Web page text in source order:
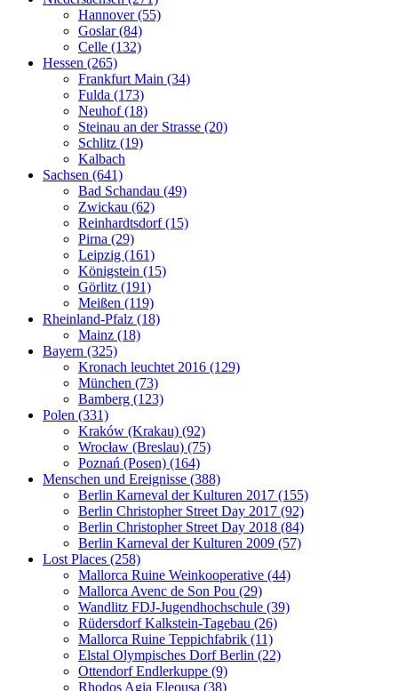
Hannover (55)
Goslar (84)
Celle (132)
Hessen (265)
Frankfurt Main (34)
Fulda (173)
Neuhof (18)
Steinau an der Strasse (20)
Schlitz (19)
Kalbach
Sachsen (641)
Bad Schandau (49)
Zwickau (62)
Reinhardtsdorf (15)
Pirna (29)
Leipzig (161)
Königstein (15)
Görlitz (191)
Meißen (119)
Rheinland-Pfalz (18)
Mainz (18)
Bayern (325)
Kronach leuchtet 2016 (129)
München (73)
Bamberg (123)
Polen (331)
Kraków (Krakau) (92)
Wrocław (Breslau) (75)
Poznań (Posen) (164)
Menschen und Ereignisse (388)
Berlin Karneval der Kulturen 2017 (155)
Berlin Christopher Street Day 2017 (92)
Berlin Christopher Street Day 2018 (84)
Berlin Karneval der Kulturen 2009 (57)
Lost Places (258)
Mallorca Ruine Weinkooperative (44)
Mallorca Avenc de Son Pou (29)
Wandlitz FDJ-Jugendhochschule (39)
Rüdersdorf Kalkstein-Tagebau (26)
Mallorca Ruine Teppichfabrik (11)
Elstal Olympisches Dorf Berlin (22)
Ottendorf Endlerkuppe (9)
Rhodos Agia Eleousa (38)